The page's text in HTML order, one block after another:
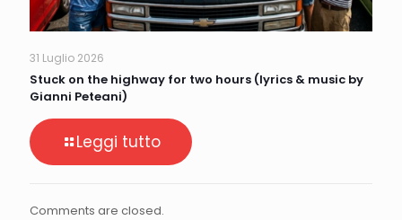
31 Luglio 2026
Stuck on the highway for two hours (lyrics & music by
Gianni Peteani)
Leggi tutto
Comments are closed.